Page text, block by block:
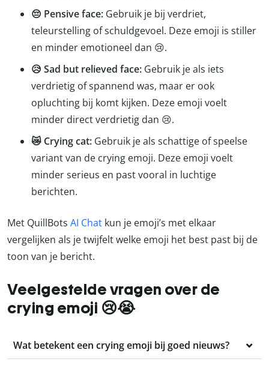
😔 Pensive face: Gebruik je bij verdriet,
teleurstelling of schuldgevoel. Deze emoji is stiller
en minder emotioneel dan 😢.
😥 Sad but relieved face: Gebruik je als iets
verdrietig of spannend was, maar er ook
opluchting bij komt kijken. Deze emoji voelt
minder direct verdrietig dan 😢.
😿 Crying cat: Gebruik je als schattige of speelse
variant van de crying emoji. Deze emoji voelt
minder serieus en past vooral in luchtige
berichten.
Met QuillBots AI Chat kun je emoji’s met elkaar
vergelijken als je twijfelt welke emoji het best past bij de
toon van je bericht.
Veelgestelde vragen over de
crying emoji 😢😭
Wat betekent een crying emoji bij goed nieuws?